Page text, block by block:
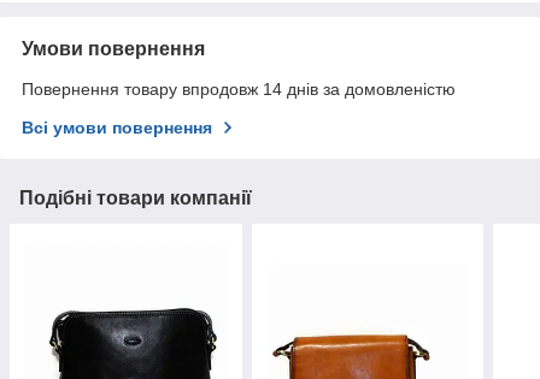
Умови повернення
Повернення товару впродовж 14 днів за домовленістю
Всі умови повернення
Подібні товари компанії